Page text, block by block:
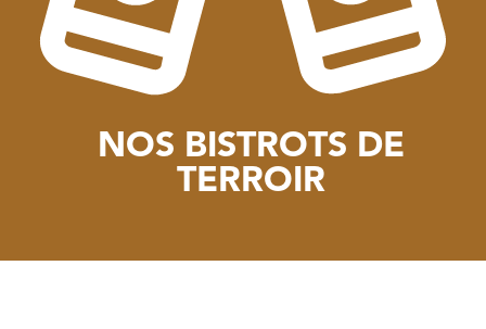
NOS BISTROTS DE
TERROIR